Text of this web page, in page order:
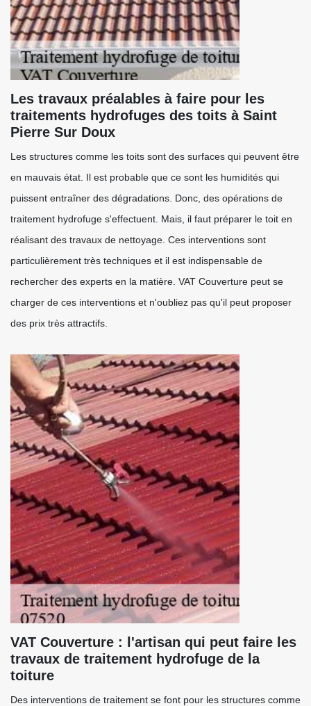
Les travaux préalables à faire pour les
traitements hydrofuges des toits à Saint
Pierre Sur Doux
Les structures comme les toits sont des surfaces qui peuvent être
en mauvais état. Il est probable que ce sont les humidités qui
puissent entraîner des dégradations. Donc, des opérations de
traitement hydrofuge s'effectuent. Mais, il faut préparer le toit en
réalisant des travaux de nettoyage. Ces interventions sont
particulièrement très techniques et il est indispensable de
rechercher des experts en la matière. VAT Couverture peut se
charger de ces interventions et n'oubliez pas qu'il peut proposer
des prix très attractifs.
VAT Couverture : l'artisan qui peut faire les
travaux de traitement hydrofuge de la
toiture
Des interventions de traitement se font pour les structures comme